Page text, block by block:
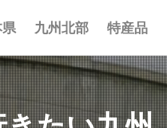
九州北部 特産品